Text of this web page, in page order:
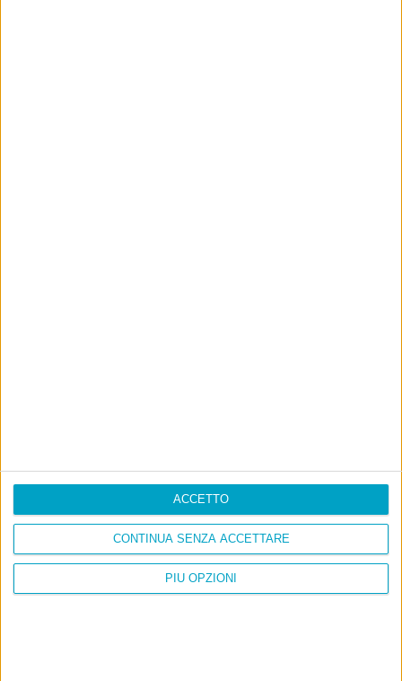
PIÙ OPZIONI
CONTINUA SENZA ACCETTARE
ACCETTO